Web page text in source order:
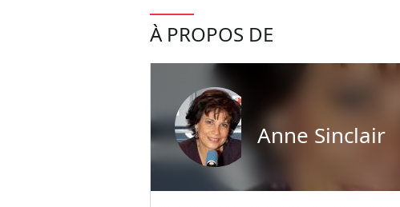
À PROPOS DE
Anne Sinclair